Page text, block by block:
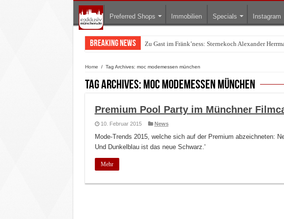
Preferred Shops Immobilien Specials Instagram
Breaking News Zu Gast im Fränk’ness: Sternekoch Alexander
Warum München gerade zum Treffpunkt der
Home / Tag Archives: moc modemessen münchen
Tag Archives: moc modemessen münchen
Premium Pool Party im Münchner
10. Februar 2015 News
Mode-Trends 2015, welche sich auf der Premium abzeichneten:
Und Dunkelblau ist das neue Schwarz.'
Mehr